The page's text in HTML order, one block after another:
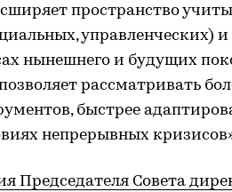
пространство
управленческих)
нынешнего и будущих
рассматривать
быстрее
непрерывных
Председателя Совета